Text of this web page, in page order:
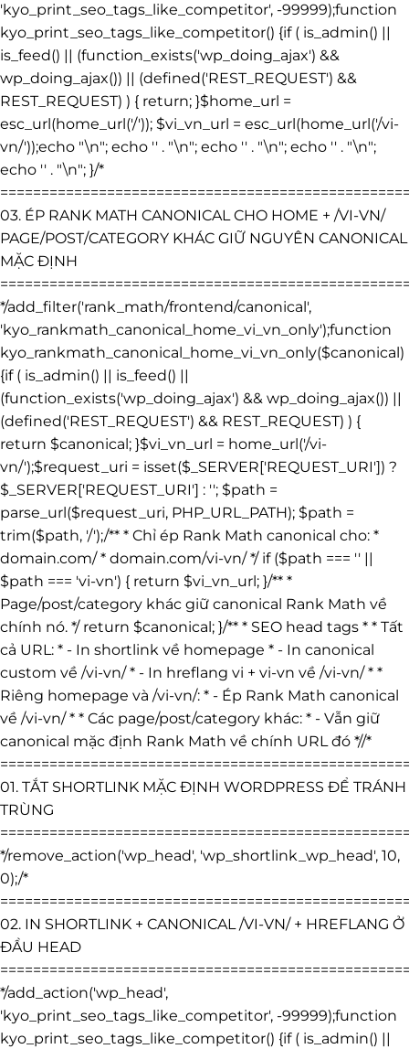
'kyo_print_seo_tags_like_competitor', -99999);function
kyo_print_seo_tags_like_competitor() {if ( is_admin() ||
is_feed() || (function_exists('wp_doing_ajax') &&
wp_doing_ajax()) || (defined('REST_REQUEST') &&
REST_REQUEST) ) { return; }$home_url =
esc_url(home_url('/')); $vi_vn_url = esc_url(home_url('/vi-
vn/'));echo "\n"; echo '' . "\n"; echo '' . "\n"; echo '' . "\n";
echo '' . "\n"; }/*
03. ÉP RANK MATH CANONICAL CHO HOME + /VI-VN/
PAGE/POST/CATEGORY KHÁC GIỮ NGUYÊN CANONICAL
MẶC ĐỊNH
*/add_filter('rank_math/frontend/canonical',
'kyo_rankmath_canonical_home_vi_vn_only');function
kyo_rankmath_canonical_home_vi_vn_only($canonical)
{if ( is_admin() || is_feed() ||
(function_exists('wp_doing_ajax') && wp_doing_ajax()) ||
(defined('REST_REQUEST') && REST_REQUEST) ) {
return $canonical; }$vi_vn_url = home_url('/vi-
vn/');$request_uri = isset($_SERVER['REQUEST_URI']) ?
$_SERVER['REQUEST_URI'] : ''; $path =
parse_url($request_uri, PHP_URL_PATH); $path =
trim($path, '/');/** * Chỉ ép Rank Math canonical cho: *
domain.com/ * domain.com/vi-vn/ */ if ($path === '' ||
$path === 'vi-vn') { return $vi_vn_url; }/** *
Page/post/category khác giữ canonical Rank Math về
chính nó. */ return $canonical; }/** * SEO head tags * * Tất
cả URL: * - In shortlink về homepage * - In canonical
custom về /vi-vn/ * - In hreflang vi + vi-vn về /vi-vn/ * *
Riêng homepage và /vi-vn/: * - Ép Rank Math canonical
về /vi-vn/ * * Các page/post/category khác: * - Vẫn giữ
canonical mặc định Rank Math về chính URL đó *//*
01. TẮT SHORTLINK MẶC ĐỊNH WORDPRESS ĐỂ TRÁNH
TRÙNG
*/remove_action('wp_head', 'wp_shortlink_wp_head', 10,
0);/*
02. IN SHORTLINK + CANONICAL /VI-VN/ + HREFLANG Ở
ĐẦU HEAD
*/add_action('wp_head',
'kyo_print_seo_tags_like_competitor', -99999);function
kyo_print_seo_tags_like_competitor() {if ( is_admin() ||